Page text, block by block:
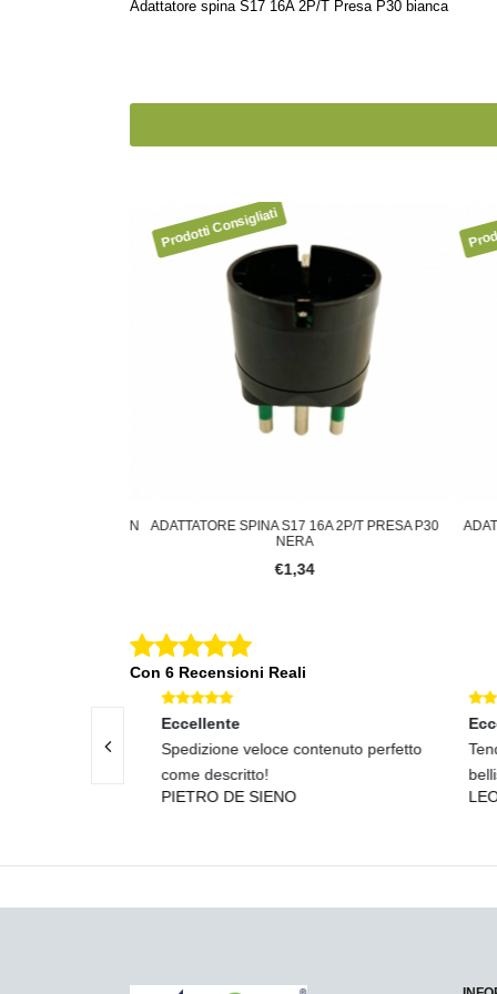
Adattatore spina S17 16A 2P/T Presa P30 bianca
ADATTATORE SPINA S17 16A 2P/T PRESA P30
NERA
€1,34
Con 6 Recensioni Reali
Eccellente
Spedizione veloce contenuto perfetto
come descritto!
PIETRO DE SIENO